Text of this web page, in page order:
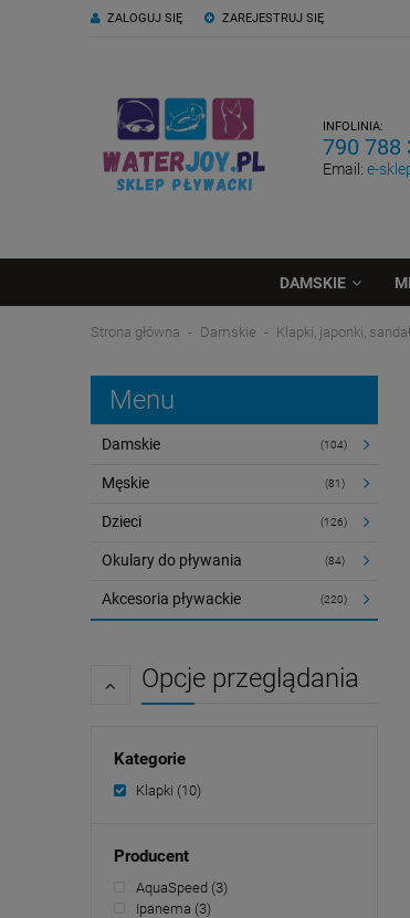
ZAREJESTRUJ SIĘ
ZALOGUJ SIĘ
INFOLINIA:
790 788
Email: e-
DAMSKIE
Strona główna Damskie Klapki, japonki,
Menu
Damskie (104)
Męskie (81)
Dzieci (126)
Okulary do pływania (84)
Akcesoria pływackie (220)
Opcje przeglądania
Kategorie
Klapki (10)
Producent
AquaSpeed (3)
Ipanema (3)